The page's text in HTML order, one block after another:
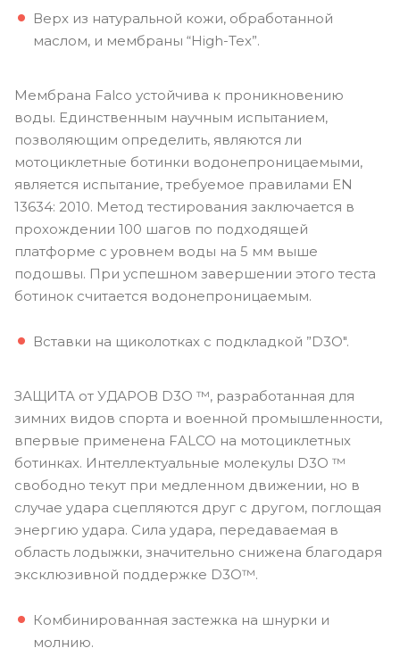
Верх из натуральной кожи, обработанной
маслом, и мембраны “High-Tex”.
Мембрана Falco устойчива к проникновению
воды. Единственным научным испытанием,
позволяющим определить, являются ли
мотоциклетные ботинки водонепроницаемыми,
является испытание, требуемое правилами EN
13634: 2010. Метод тестирования заключается в
прохождении 100 шагов по подходящей
платформе с уровнем воды на 5 мм выше
подошвы. При успешном завершении этого теста
ботинок считается водонепроницаемым.
Вставки на щиколотках с подкладкой ”D3O".
ЗАЩИТА от УДАРОВ D3O ™, разработанная для
зимних видов спорта и военной промышленности,
впервые применена FALCO на мотоциклетных
ботинках. Интеллектуальные молекулы D3O ™
свободно текут при медленном движении, но в
случае удара сцепляются друг с другом, поглощая
энергию удара. Сила удара, передаваемая в
область лодыжки, значительно снижена благодаря
эксклюзивной поддержке D3O™.
Комбинированная застежка на шнурки и
молнию.